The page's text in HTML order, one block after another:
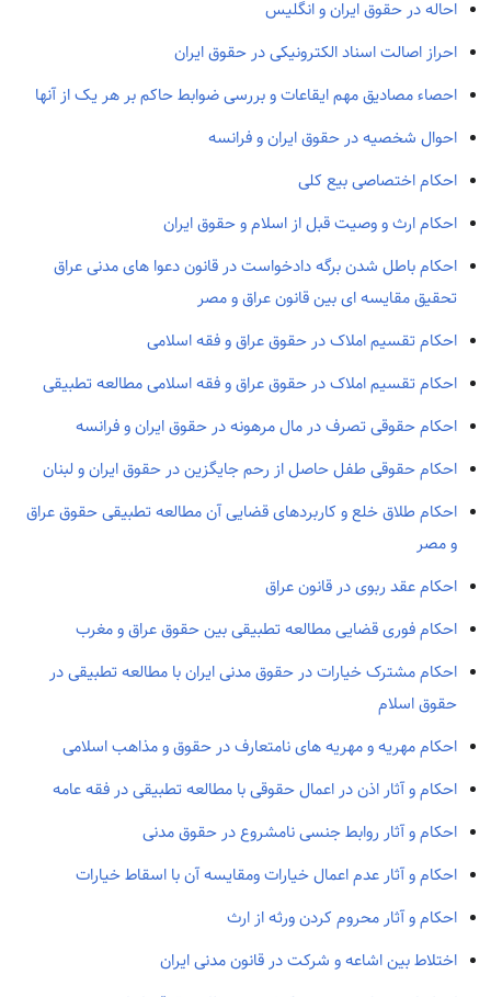
احاله در حقوق ایران و انگلیس
احراز اصالت اسناد الکترونیکی در حقوق ایران
احصاء مصادیق مهم ایقاعات و بررسی ضوابط حاکم بر هر یک از آنها
احوال شخصیه در حقوق ایران و فرانسه
احکام اختصاصی بیع کلی
احکام ارث و وصیت قبل از اسلام و حقوق ایران
احکام باطل شدن برگه دادخواست در قانون دعوا های مدنی عراق
تحقیق مقایسه ای بین قانون عراق و مصر
احکام تقسیم املاک در حقوق عراق و فقه اسلامی
احکام تقسیم املاک در حقوق عراق و فقه اسلامی مطالعه تطبیقی
احکام حقوقی تصرف در مال مرهونه در حقوق ایران و فرانسه
احکام حقوقی طفل حاصل از رحم جایگزین در حقوق ایران و لبنان
احکام طلاق خلع و کاربردهای قضایی آن مطالعه تطبیقی حقوق عراق
و مصر
احکام عقد ربوی در قانون عراق
احکام فوری قضایی مطالعه تطبیقی بین حقوق عراق و مغرب
احکام مشترک خیارات در حقوق مدنی ایران با مطالعه تطبیقی در
حقوق اسلام
احکام مهریه و مهریه های نامتعارف در حقوق و مذاهب اسلامی
احکام و آثار اذن در اعمال حقوقی با مطالعه تطبیقی در فقه عامه
احکام و آثار روابط جنسی نامشروع در حقوق مدنی
احکام و آثار عدم اعمال خیارات ومقایسه آن با اسقاط خیارات
احکام و آثار محروم کردن ورثه از ارث
اختلاط بین اشاعه و شرکت در قانون مدنی ایران